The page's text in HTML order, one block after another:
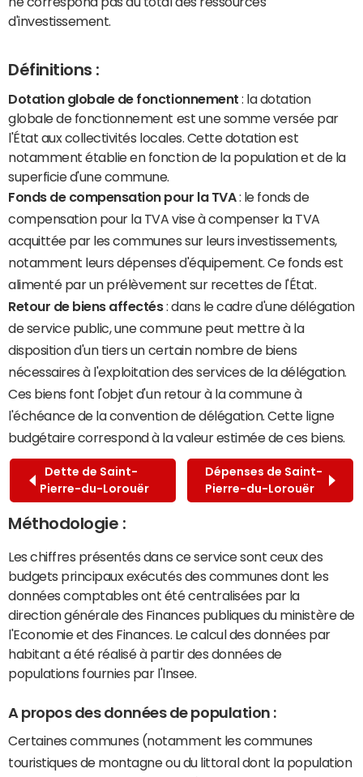
d'investissement.
Définitions :
Dotation globale de fonctionnement : la dotation
globale de fonctionnement est une somme versée par
l'État aux collectivités locales. Cette dotation est
notamment établie en fonction de la population et de la
superficie d'une commune.
Fonds de compensation pour la TVA: le fonds de
compensation pour la TVA vise à compenser la TVA
acquittée par les communes sur leurs investissements,
notamment leurs dépenses d'équipement. Ce fonds est
alimenté par un prélèvement sur recettes de l'État.
Retour de biens affectés: dans le cadre d'une délégation
de service public, une commune peut mettre à la
disposition d'un tiers un certain nombre de biens
nécessaires à l'exploitation des services de la délégation.
Ces biens font l'objet d'un retour à la commune à
l'échéance de la convention de délégation. Cette ligne
budgétaire correspond à la valeur estimée de ces biens.
Dette de Saint-
Pierre-du-Lorouër
Dépenses de Saint-
Pierre-du-Lorouër
Méthodologie :
Les chiffres présentés dans ce service sont ceux des
budgets principaux exécutés des communes dont les
données comptables ont été centralisées par la
direction générale des Finances publiques du ministère de
l'Economie et des Finances. Le calcul des données par
habitant a été réalisé à partir des données de
populations fournies par l'Insee.
A propos des données de population :
Certaines communes (notamment les communes
touristiques de montagne ou du littoral dont la population